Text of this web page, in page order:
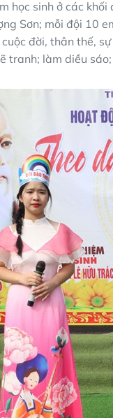
học sinh ở các
Sơn; mỗi đội 10
đời, thân thế,
tranh; làm diều